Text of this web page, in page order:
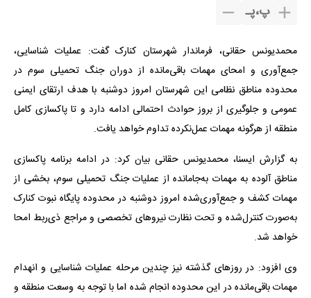
پ،پـ
محمدیونس حقانی، فرماندار شهرستان کنارک گفت: عملیات شناسایی،
جمع‌آوری و امحای مهمات باقی‌مانده از دوران جنگ تحمیلی سوم در
محدوده مناطق نظامی این شهرستان امروز دوشنبه با هدف ارتقای ایمنی
عمومی و جلوگیری از بروز حوادث احتمالی ادامه دارد و تا پاکسازی کامل
منطقه از هرگونه مهمات عمل‌نکرده تداوم خواهد یافت.
به گزارش ایسنا، محمدیونس حقانی بیان کرد: در ادامه برنامه پاکسازی
مناطق آلوده به مهمات به‌جامانده از عملیات جنگ تحمیلی سوم، بخشی از
مهمات کشف و جمع‌آوری‌شده امروز دوشنبه در محدوده پایگاه نبوت کنارک
به‌صورت کنترل‌شده و تحت نظارت نیروهای تخصصی و مراجع ذی‌ربط امحا
خواهد شد.
وی افزود: در روزهای گذشته نیز چندین مرحله عملیات شناسایی و انهدام
مهمات باقی‌مانده در این محدوده انجام شده اما با توجه به وسعت منطقه و